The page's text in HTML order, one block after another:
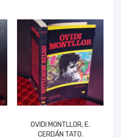
OVIDI MONTLLOR, E.
CERDÁN TATO.